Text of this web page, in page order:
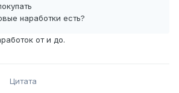
наработки есть?
от и до.
Цитата